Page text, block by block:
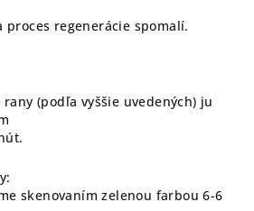
regenerácie spomalí.
(podľa vyššie uvedených) ju
skenovaním zelenou farbou 6-6